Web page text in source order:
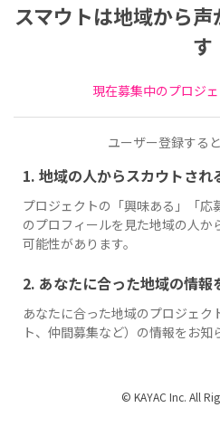
スマウトは地域から
す
現在募集中のプロジェ
ユーザー登録する
1. 地域の人からスカウトされ
プロジェクトの「興味ある」「応
のプロフィールを見た地域の人か
可能性があります。
2. あなたに合った地域の情報
あなたに合った地域のプロジェク
ト、仲間募集など）の情報をお知
© KAYAC Inc. All